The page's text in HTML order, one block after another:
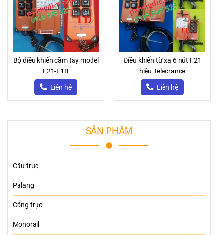
Bộ điều khiển cầm tay model
F21-E1B
Liên hệ
Điều khiển từ xa 6 nút F21
hiệu Telecrance
Liên hệ
SẢN PHẨM
Cầu trục
Palang
Cổng trục
Monorail